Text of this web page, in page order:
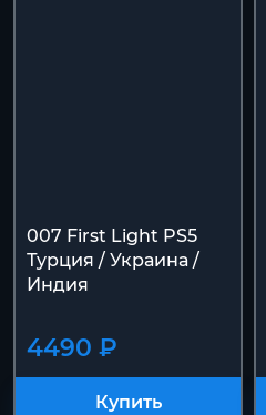
007 First Light PS5
Турция / Украина /
Индия
4490 ₽
Купить